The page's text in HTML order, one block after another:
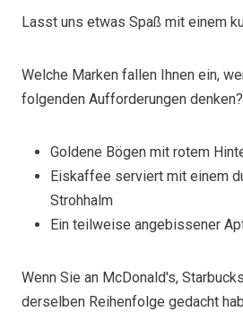
Lasst uns etwas Spaß mit einem
Welche Marken fallen Ihnen ein,
folgenden Aufforderungen denken?
Goldene Bögen mit rotem
Eiskaffee serviert mit einem
Strohhalm
Ein teilweise angebissener
Wenn Sie an McDonald's,
derselben Reihenfolge gedacht